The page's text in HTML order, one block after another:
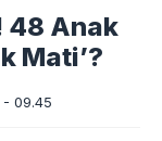
48 Anak
Mati’?
09.45